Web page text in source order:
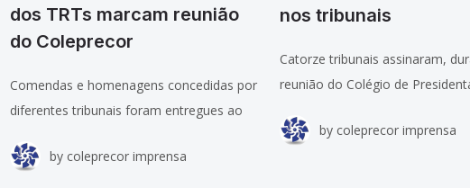
nos tribunais
Catorze tribunais assinaram,
reunião do Colégio de
dos Tribunais Regionais do
by coleprecor imprensa
dos TRTs marcam reunião
do Coleprecor
Comendas e homenagens concedidas por
diferentes tribunais foram entregues ao
Presidentas, Presidentes, Corregedoras e
by coleprecor imprensa